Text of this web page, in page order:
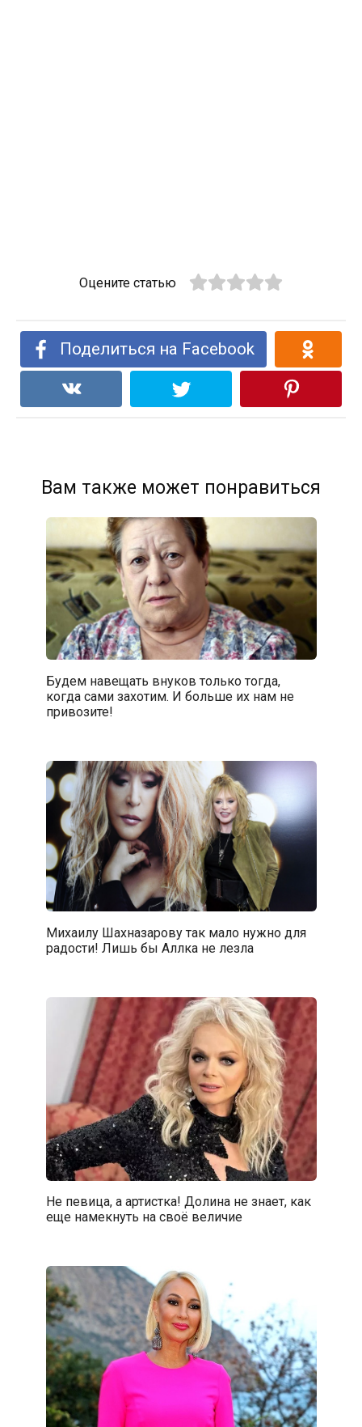
Оцените статью
Поделиться на Facebook
Вам также может понравиться
Будем навещать внуков только тогда,
когда сами захотим. И больше их нам не
привозите!
Михаилу Шахназарову так мало нужно для
радости! Лишь бы Аллка не лезла
Не певица, а артистка! Долина не знает, как
еще намекнуть на своё величие